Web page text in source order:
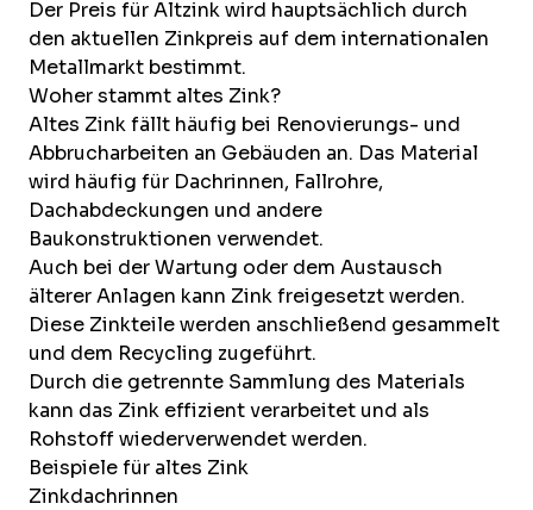
Der Preis für Altzink wird hauptsächlich durch
den aktuellen Zinkpreis auf dem internationalen
Metallmarkt bestimmt.
Woher stammt altes Zink?
Altes Zink fällt häufig bei Renovierungs- und
Abbrucharbeiten an Gebäuden an. Das Material
wird häufig für Dachrinnen, Fallrohre,
Dachabdeckungen und andere
Baukonstruktionen verwendet.
Auch bei der Wartung oder dem Austausch
älterer Anlagen kann Zink freigesetzt werden.
Diese Zinkteile werden anschließend gesammelt
und dem Recycling zugeführt.
Durch die getrennte Sammlung des Materials
kann das Zink effizient verarbeitet und als
Rohstoff wiederverwendet werden.
Beispiele für altes Zink
Zinkdachrinnen